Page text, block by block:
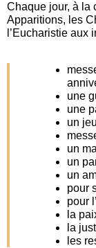
Chaque jour, à la
Apparitions, les
l’Eucharistie aux
une
une
un
un
un
un
pour
pour
la
la
les